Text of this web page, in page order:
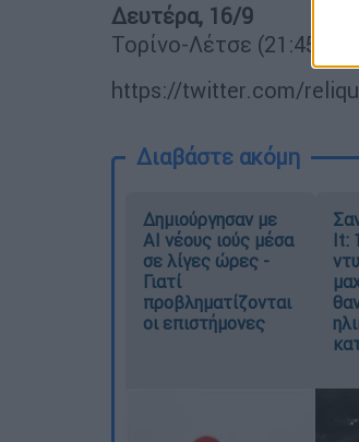
Δευτέρα, 16/9
Τορίνο-Λέτσε (21:45)
https://twitter.com/
Διαβάστε ακόμη
Δημιούργησαν με
AI νέους ιούς μέσα
σε λίγες ώρες -
Γιατί
προβληματίζονται
οι επιστήμονες
It: